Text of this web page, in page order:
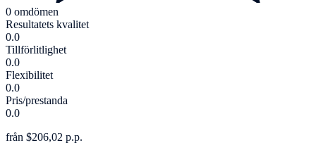
0 omdömen
Resultatets kvalitet
0.0
Tillförlitlighet
0.0
Flexibilitet
0.0
Pris/prestanda
0.0
från $206,02 p.p.